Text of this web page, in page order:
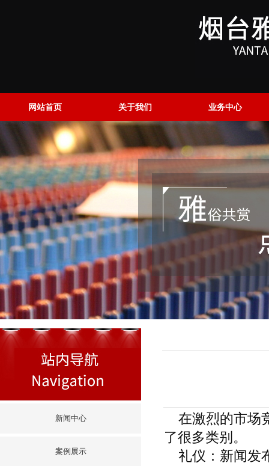
网站首页 关于我们 业务中心
新闻中心
案例展示
在激烈的市场
了很多类别。
礼仪：新闻发